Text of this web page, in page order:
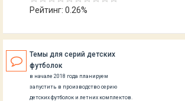
Рейтинг: 0.26%
Темы для серий детских
футболок
в начале 2018 года планируем
запустить в производство серию
детских футболок и летних комплектов.